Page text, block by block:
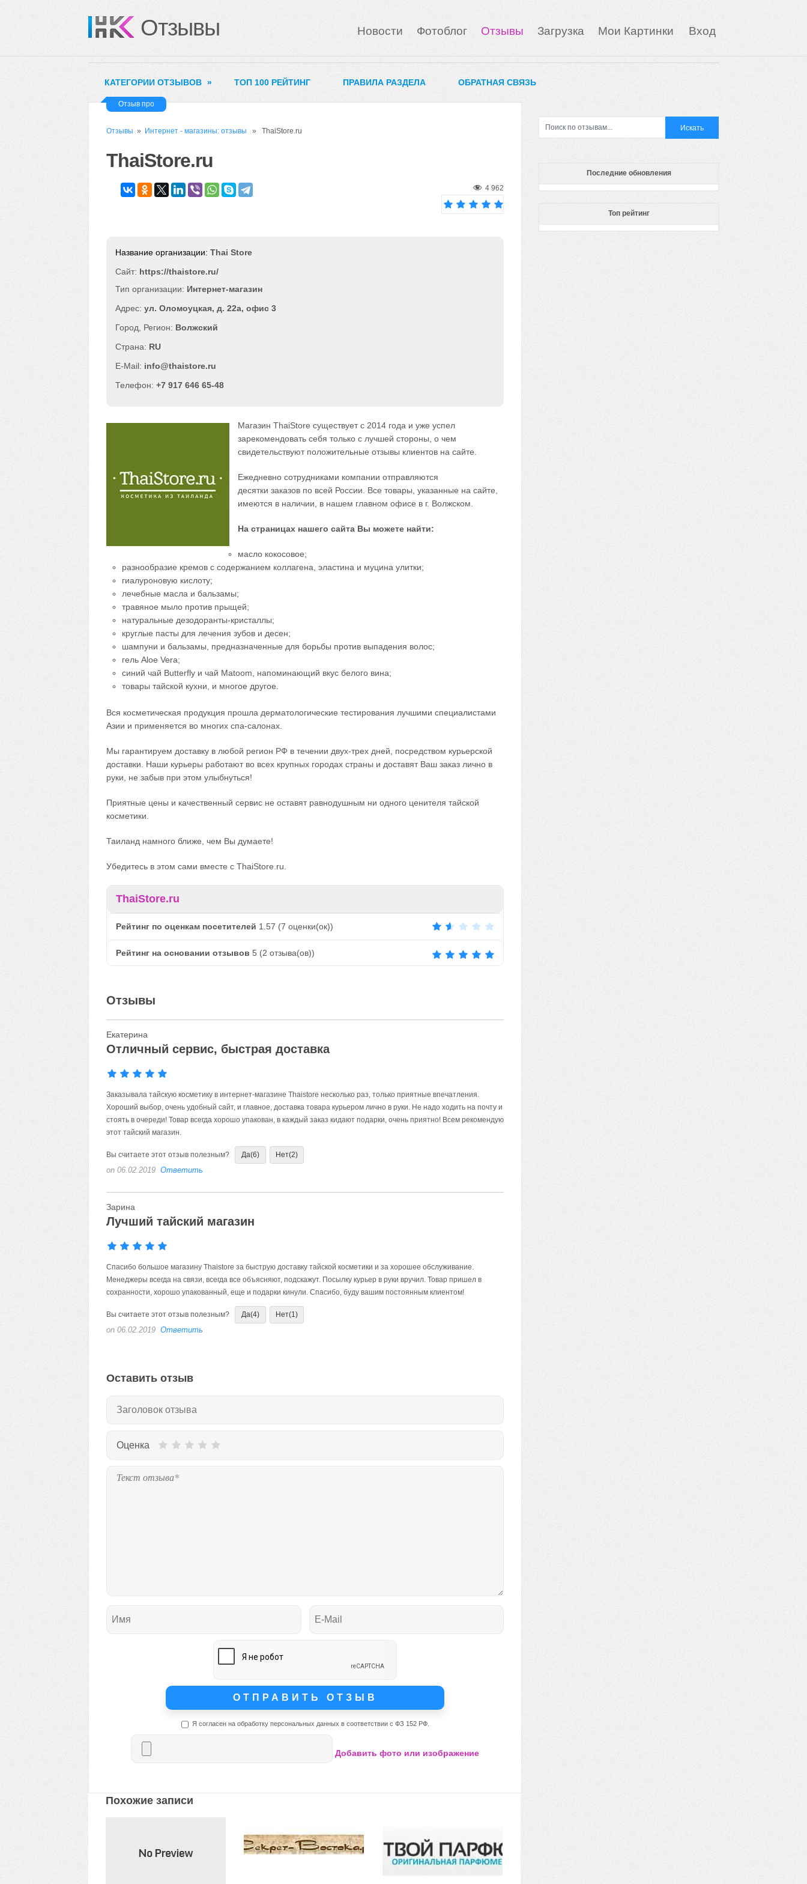
Отзывы Новости Фотоблог Отзывы Загрузка Мои Картинки Вход
КАТЕГОРИИ ОТЗЫВОВ » ТОП 100 РЕЙТИНГ ПРАВИЛА РАЗДЕЛА ОБРАТНАЯ СВЯЗЬ
Отзыв про
Отзывы » Интернет - магазины: отзывы » ThaiStore.ru
ThaiStore.ru
4 962
Thai Store
Сайт: https://thaistore.ru/
Интернет-магазин
ул. Оломоуцкая, д. 22а, офис 3
Волжский
RU
info@thaistore.ru
+7 917 646 65-48
Магазин ТhaiStore существует с 2014 года и уже успел
зарекомендовать себя только с лучшей стороны, о чем
свидетельствуют положительные отзывы клиентов на сайте.
Ежедневно сотрудниками компании отправляются
десятки заказов по всей России. Все товары, указанные на сайте,
имеются в наличии, в нашем главном офисе в г. Волжском.
На страницах нашего сайта Вы можете найти:
масло кокосовое;
разнообразие кремов с содержанием коллагена, эластина и муцина улитки;
гиалуроновую кислоту;
лечебные масла и бальзамы;
травяное мыло против прыщей;
натуральные дезодоранты-кристаллы;
круглые пасты для лечения зубов и десен;
шампуни и бальзамы, предназначенные для борьбы против выпадения волос;
гель Aloe Vera;
синий чай Butterfly и чай Matoom, напоминающий вкус белого вина;
товары тайской кухни, и многое другое.
Вся косметическая продукция прошла дерматологические тестирования лучшими специалистами
Азии и применяется во многих спа-салонах.
Мы гарантируем доставку в любой регион РФ в течении двух-трех дней, посредством курьерской
доставки. Наши курьеры работают во всех крупных городах страны и доставят Ваш заказ лично в
руки, не забыв при этом улыбнуться!
Приятные цены и качественный сервис не оставят равнодушным ни одного ценителя тайской
косметики.
Таиланд намного ближе, чем Вы думаете!
Убедитесь в этом сами вместе с ThaiStore.ru.
ThaiStore.ru
Рейтинг по оценкам посетителей 1.57 (7 оценки(ок))
Рейтинг на основании отзывов 5 (2 отзыва(ов))
Отзывы
Екатерина
Отличный сервис, быстрая доставка
Заказывала тайскую косметику в интернет-магазине Thaistore несколько раз, только приятные впечатления.
Хороший выбор, очень удобный сайт, и главное, доставка товара курьером лично в руки. Не надо ходить на почту и
стоять в очереди! Товар всегда хорошо упакован, в каждый заказ кидают подарки, очень приятно! Всем рекомендую
этот тайский магазин.
Вы считаете этот отзыв полезным? Да(6) Нет(2)
on 06.02.2019 Ответить
Зарина
Лучший тайский магазин
Спасибо большое магазину Thaistore за быструю доставку тайской косметики и за хорошее обслуживание.
Менеджеры всегда на связи, всегда все объясняют, подскажут. Посылку курьер в руки вручил. Товар пришел в
сохранности, хорошо упакованный, еще и подарки кинули. Спасибо, буду вашим постоянным клиентом!
Вы считаете этот отзыв полезным? Да(4) Нет(1)
on 06.02.2019 Ответить
Оставить отзыв
Оценка
Я согласен на обработку персональных данных в соответствии с ФЗ 152 РФ.
Добавить фото или изображение
Похожие записи
Последние обновления
Топ рейтинг